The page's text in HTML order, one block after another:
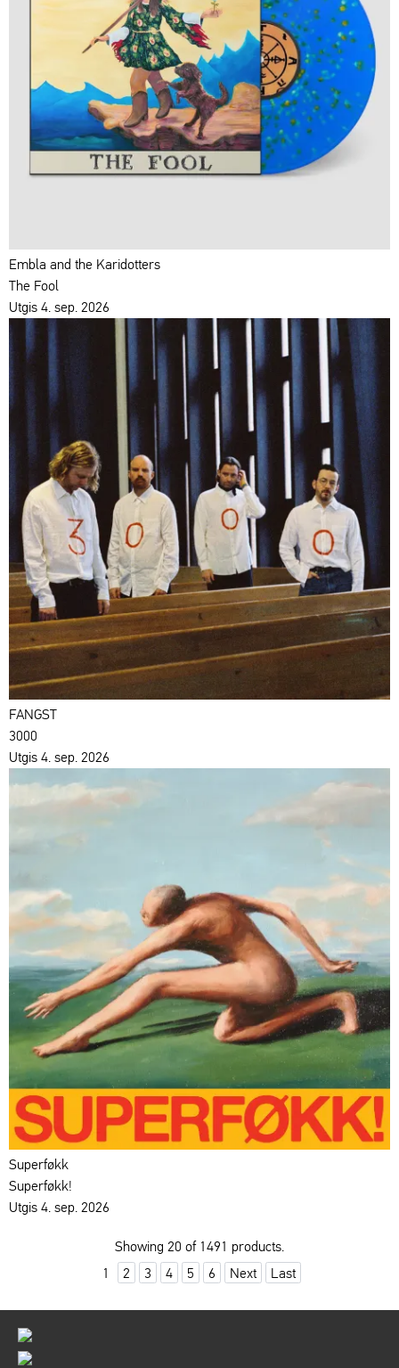
Embla and the Karidotters
The Fool
Utgis 4. sep. 2026
FANGST
3000
Utgis 4. sep. 2026
Superføkk
Superføkk!
Utgis 4. sep. 2026
Showing 20 of 1491 products.
1
2 3 4 5 6 Next Last